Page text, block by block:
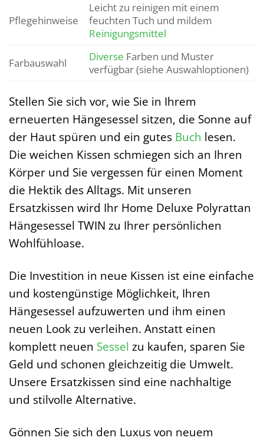
Pflegehinweise
Leicht zu reinigen mit einem
feuchten Tuch und mildem
Reinigungsmittel
Farbauswahl Diverse Farben und Muster
verfügbar (siehe Auswahloptionen)
Stellen Sie sich vor, wie Sie in Ihrem
erneuerten Hängesessel sitzen, die Sonne auf
der Haut spüren und ein gutes Buch lesen.
Die weichen Kissen schmiegen sich an Ihren
Körper und Sie vergessen für einen Moment
die Hektik des Alltags. Mit unseren
Ersatzkissen wird Ihr Home Deluxe Polyrattan
Hängesessel TWIN zu Ihrer persönlichen
Wohlfühloase.
Die Investition in neue Kissen ist eine einfache
und kostengünstige Möglichkeit, Ihren
Hängesessel aufzuwerten und ihm einen
neuen Look zu verleihen. Anstatt einen
komplett neuen Sessel zu kaufen, sparen Sie
Geld und schonen gleichzeitig die Umwelt.
Unsere Ersatzkissen sind eine nachhaltige
und stilvolle Alternative.
Gönnen Sie sich den Luxus von neuem